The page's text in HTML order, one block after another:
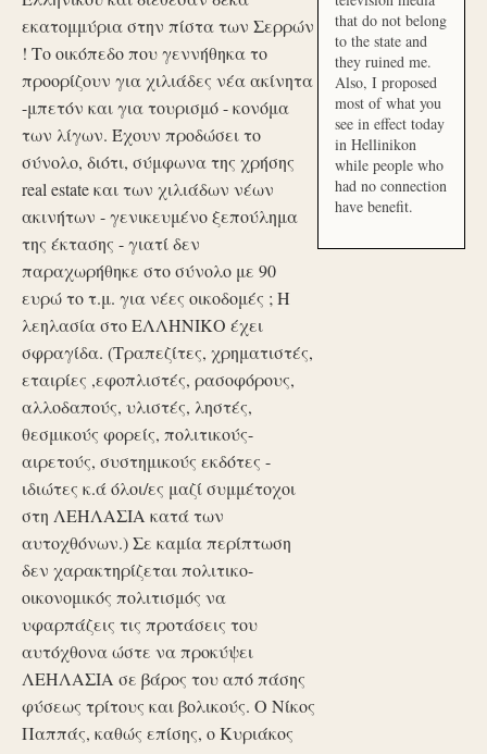
εκατομμύρια στην πίστα των Σερρών
! Το οικόπεδο που γεννήθηκα το
προορίζουν για χιλιάδες νέα ακίνητα
-μπετόν και για τουρισμό - κονόμα
των λίγων. Έχουν προδώσει το
σύνολο, διότι, σύμφωνα της χρήσης
real estate και των χιλιάδων νέων
ακινήτων - γενικευμένο ξεπούλημα
της έκτασης - γιατί δεν
παραχωρήθηκε στο σύνολο με 90
ευρώ το τ.μ. για νέες οικοδομές ; Η
λεηλασία στο ΕΛΛΗΝΙΚΟ έχει
σφραγίδα. (Τραπεζίτες, χρηματιστές,
εταιρίες ,εφοπλιστές, ρασοφόρους,
αλλοδαπούς, υλιστές, ληστές,
θεσμικούς φορείς, πολιτικούς-
αιρετούς, συστημικούς εκδότες -
ιδιώτες κ.ά όλοι/ες μαζί συμμέτοχοι
στη ΛΕΗΛΑΣΙΑ κατά των
αυτοχθόνων.) Σε καμία περίπτωση
δεν χαρακτηρίζεται πολιτικο-
οικονομικός πολιτισμός να
υφαρπάζεις τις προτάσεις του
αυτόχθονα ώστε να προκύψει
ΛΕΗΛΑΣΙΑ σε βάρος του από πάσης
φύσεως τρίτους και βολικούς. Ο Νίκος
Παππάς, καθώς επίσης, ο Κυριάκος
that do not belong
to the state and
they ruined me.
Also, I proposed
most of what you
see in effect today
in Hellinikon
while people who
had no connection
have benefit.